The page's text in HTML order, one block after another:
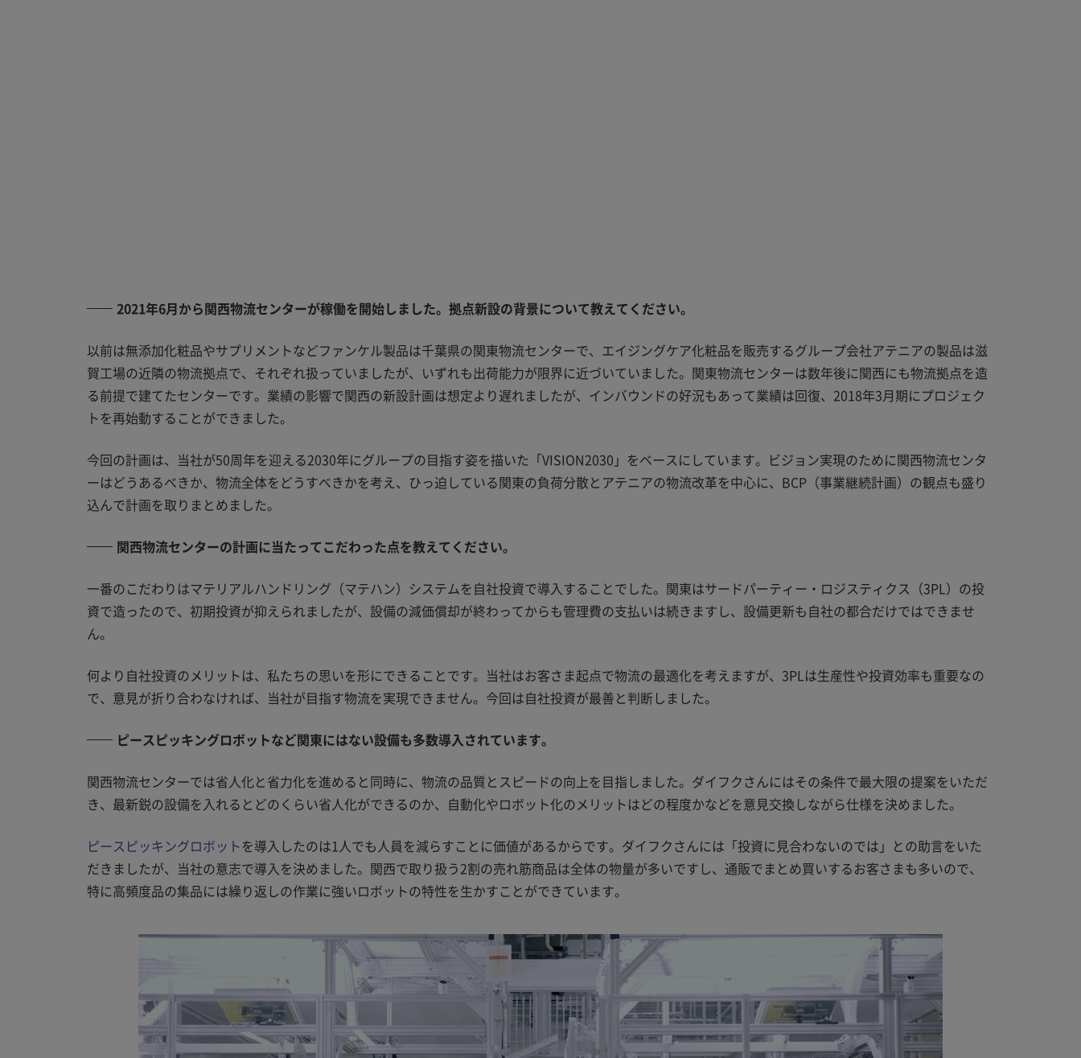
2021年6月から関西物流センターが稼働を開始しました。拠点新設の背景について教えてください。
以前は無添加化粧品やサプリメントなどファンケル製品は千葉県の関東物流センターで、エイジングケア化粧品を販売するグループ会社アテニアの製品は滋
賀工場の近隣の物流拠点で、それぞれ扱っていましたが、いずれも出荷能力が限界に近づいていました。関東物流センターは数年後に関西にも物流拠点を造
る前提で建てたセンターです。業績の影響で関西の新設計画は想定より遅れましたが、インバウンドの好況もあって業績は回復、2018年3月期にプロジェク
トを再始動することができました。
今回の計画は、当社が50周年を迎える2030年にグループの目指す姿を描いた「VISION2030」をベースにしています。ビジョン実現のために関西物流センタ
ーはどうあるべきか、物流全体をどうすべきかを考え、ひっ迫している関東の負荷分散とアテニアの物流改革を中心に、BCP（事業継続計画）の観点も盛り
込んで計画を取りまとめました。
関西物流センターの計画に当たってこだわった点を教えてください。
一番のこだわりはマテリアルハンドリング（マテハン）システムを自社投資で導入することでした。関東はサードパーティー・ロジスティクス（3PL）の投
資で造ったので、初期投資が抑えられましたが、設備の減価償却が終わってからも管理費の支払いは続きますし、設備更新も自社の都合だけではできませ
ん。
何より自社投資のメリットは、私たちの思いを形にできることです。当社はお客さま起点で物流の最適化を考えますが、3PLは生産性や投資効率も重要なの
で、意見が折り合わなければ、当社が目指す物流を実現できません。今回は自社投資が最善と判断しました。
ピースピッキングロボットなど関東にはない設備も多数導入されています。
関西物流センターでは省人化と省力化を進めると同時に、物流の品質とスピードの向上を目指しました。ダイフクさんにはその条件で最大限の提案をいただ
き、最新鋭の設備を入れるとどのくらい省人化ができるのか、自動化やロボット化のメリットはどの程度かなどを意見交換しながら仕様を決めました。
ピースピッキングロボット を導入したのは1人でも人員を減らすことに価値があるからです。ダイフクさんには「投資に見合わないのでは」との助言をいた
だきましたが、当社の意志で導入を決めました。関西で取り扱う2割の売れ筋商品は全体の物量が多いですし、通販でまとめ買いするお客さまも多いので、
特に高頻度品の集品には繰り返しの作業に強いロボットの特性を生かすことができています。